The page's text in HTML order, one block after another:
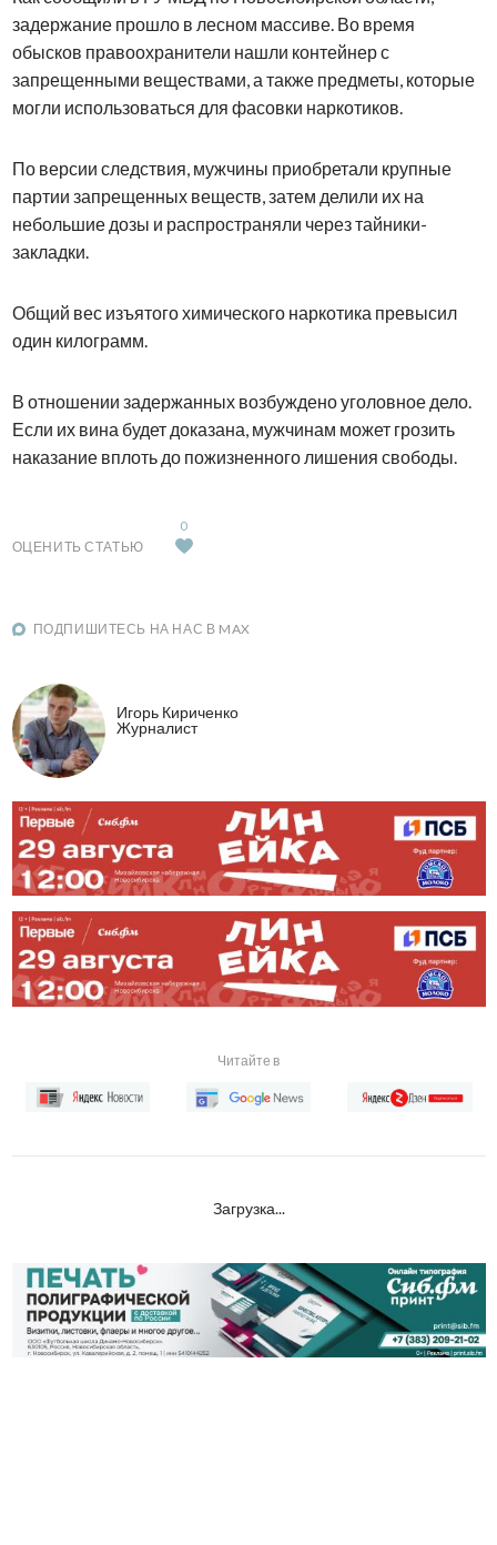
задержание прошло в лесном массиве. Во время
обысков правоохранители нашли контейнер с
запрещенными веществами, а также предметы, которые
могли использоваться для фасовки наркотиков.
По версии следствия, мужчины приобретали крупные
партии запрещенных веществ, затем делили их на
небольшие дозы и распространяли через тайники-
закладки.
Общий вес изъятого химического наркотика превысил
один килограмм.
В отношении задержанных возбуждено уголовное дело.
Если их вина будет доказана, мужчинам может грозить
наказание вплоть до пожизненного лишения свободы.
ОЦЕНИТЬ СТАТЬЮ
0
ПОДПИШИТЕСЬ НА НАС В MAX
Игорь Кириченко
Журналист
Читайте в
Загрузка...